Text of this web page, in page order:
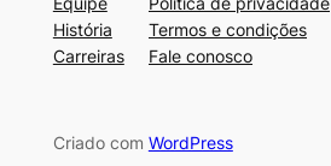
História
Carreiras
Termos e condições
Fale conosco
Criado com WordPress